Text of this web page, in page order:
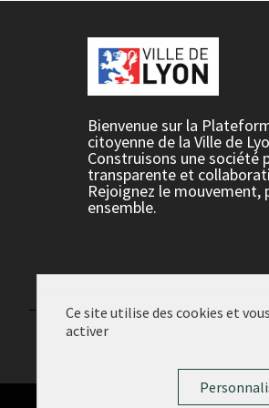
Bienvenue sur la
citoyenne de la Ville de
Construisons une société
transparente et
Rejoignez le mouvement,
ensemble.
Ce site utilise des cookies et
activer